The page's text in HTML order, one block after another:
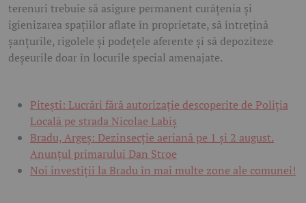
terenuri trebuie să asigure permanent curățenia și
igienizarea spațiilor aflate în proprietate, să întrețină
șanțurile, rigolele și podețele aferente și să depoziteze
deșeurile doar în locurile special amenajate.
Pitești: Lucrări fără autorizație descoperite de Poliția
Locală pe strada Nicolae Labiș
Bradu, Argeș: Dezinsecție aeriană pe 1 și 2 august.
Anunțul primarului Dan Stroe
Noi investiții la Bradu în mai multe zone ale comunei!